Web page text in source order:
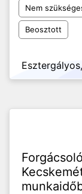
Nem
Beosztott